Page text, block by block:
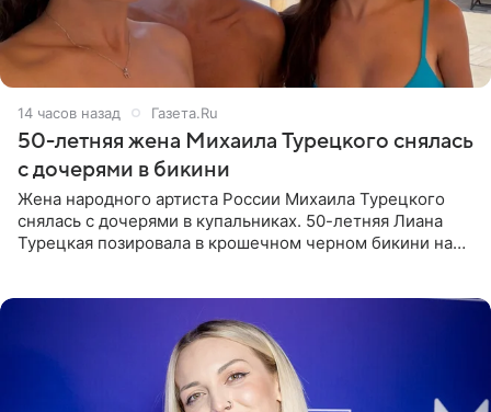
14 часов назад Газета.Ru
50-летняя жена Михаила Турецкого снялась
с дочерями в бикини
Жена народного артиста России Михаила Турецкого
снялась с дочерями в купальниках. 50-летняя Лиана
Турецкая позировала в крошечном черном бикини на